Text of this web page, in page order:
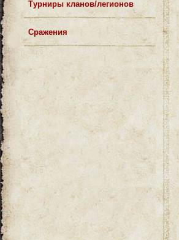
Рабы и боевые псы
Оркуса
PvP
Гладиаторов и боевых псов
Турниры кланов/легионов
Всеобщий
Расовый
Кулачная забава
Галльско-Римское сражение
Сражения
Общие положения
Контроль шахты
Захват поселка
Захват виллы/замка